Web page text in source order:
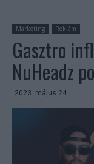
Marketing Reklám
Gasztro
NuHeadz
2023. május 24.